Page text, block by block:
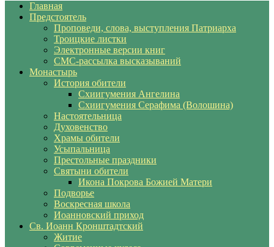
Главная
Предстоятель
Проповеди, слова, выступления Патриарха
Троицкие листки
Электронные версии книг
СМС-рассылка высказываний
Монастырь
История обители
Схиигумения Ангелина
Схиигумения Серафима (Волошина)
Настоятельница
Духовенство
Храмы обители
Усыпальница
Престольные праздники
Святыни обители
Икона Покрова Божией Матери
Подворье
Воскресная школа
Иоанновский приход
Св. Иоанн Кронштадтский
Житие